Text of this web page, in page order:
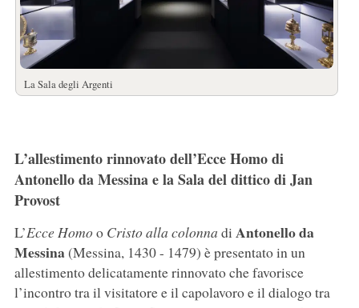
La Sala degli Argenti
L’allestimento rinnovato dell’Ecce Homo di
Antonello da Messina e la Sala del dittico di Jan
Provost
L’Ecce Homoo Cristo alla colonna di Antonello da
Messina(Messina, 1430 - 1479) è presentato in un
allestimento delicatamente rinnovato che favorisce
l’incontro tra il visitatore e il capolavoro e il dialogo tra